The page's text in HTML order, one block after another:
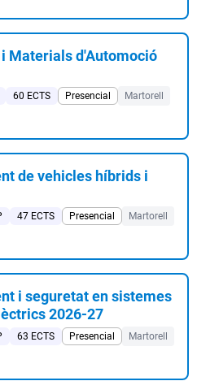
Materials d'Automoció
60 ECTS Presencial Martorell
de vehicles híbrids i
47 ECTS Presencial Martorell
i seguretat en sistemes
2026-27
63 ECTS Presencial Martorell